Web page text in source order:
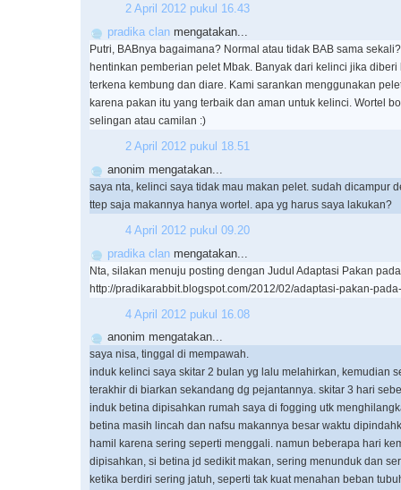
2 April 2012 pukul 16.43
pradika clan mengatakan...
Putri, BABnya bagaimana? Normal atau tidak BAB sama
hentinkan pemberian pelet Mbak. Banyak dari kelinci jika
terkena kembung dan diare. Kami sarankan menggunakan
karena pakan itu yang terbaik dan aman untuk kelinci. Wortel
selingan atau camilan :)
2 April 2012 pukul 18.51
anonim mengatakan...
saya nta, kelinci saya tidak mau makan pelet. sudah dicampur
ttep saja makannya hanya wortel. apa yg harus saya lakukan?
4 April 2012 pukul 09.20
pradika clan mengatakan...
Nta, silakan menuju posting dengan Judul Adaptasi Pakan
http://pradikarabbit.blogspot.com/2012/02/adaptasi-pakan-
4 April 2012 pukul 16.08
anonim mengatakan...
saya nisa, tinggal di mempawah.
induk kelinci saya skitar 2 bulan yg lalu melahirkan, kemudian
terakhir di biarkan sekandang dg pejantannya. skitar 3 hari
induk betina dipisahkan rumah saya di fogging utk
betina masih lincah dan nafsu makannya besar waktu
hamil karena sering seperti menggali. namun beberapa hari
dipisahkan, si betina jd sedikit makan, sering menunduk dan
ketika berdiri sering jatuh, seperti tak kuat menahan beban